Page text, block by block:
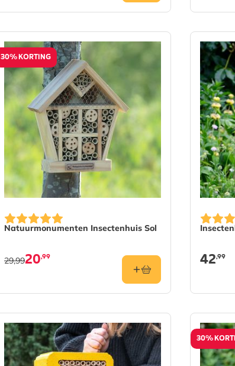
30% KORTING
Natuurmonumenten Insectenhuis Sol
20,99
29,99 42,99
30%